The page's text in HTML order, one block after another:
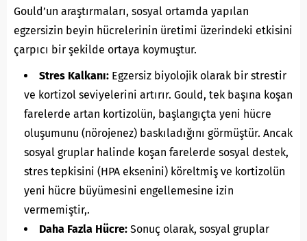
Gould’un araştırmaları, sosyal ortamda yapılan
egzersizin beyin hücrelerinin üretimi üzerindeki etkisini
çarpıcı bir şekilde ortaya koymuştur.
Stres Kalkanı: Egzersiz biyolojik olarak bir strestir
ve kortizol seviyelerini artırır. Gould, tek başına koşan
farelerde artan kortizolün, başlangıçta yeni hücre
oluşumunu (nörojenez) baskıladığını görmüştür. Ancak
sosyal gruplar halinde koşan farelerde sosyal destek,
stres tepkisini (HPA eksenini) köreltmiş ve kortizolün
yeni hücre büyümesini engellemesine izin
vermemiştir,.
Daha Fazla Hücre: Sonuç olarak, sosyal gruplar